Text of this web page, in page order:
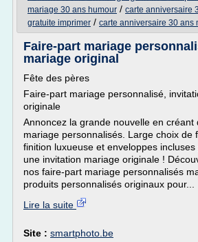
mariage 30 ans humour / carte anniversaire
gratuite imprimer / carte anniversaire 30 ans
Faire-part mariage
mariage original
Fête des pères
Faire-part mariage personnalisé,
originale
Annoncez la grande nouvelle en créant
mariage personnalisés. Large choix de
finition luxueuse et enveloppes
une invitation mariage originale !
nos faire-part mariage personnalisés
produits personnalisés originaux pour...
Lire la suite
Site : smartphoto.be